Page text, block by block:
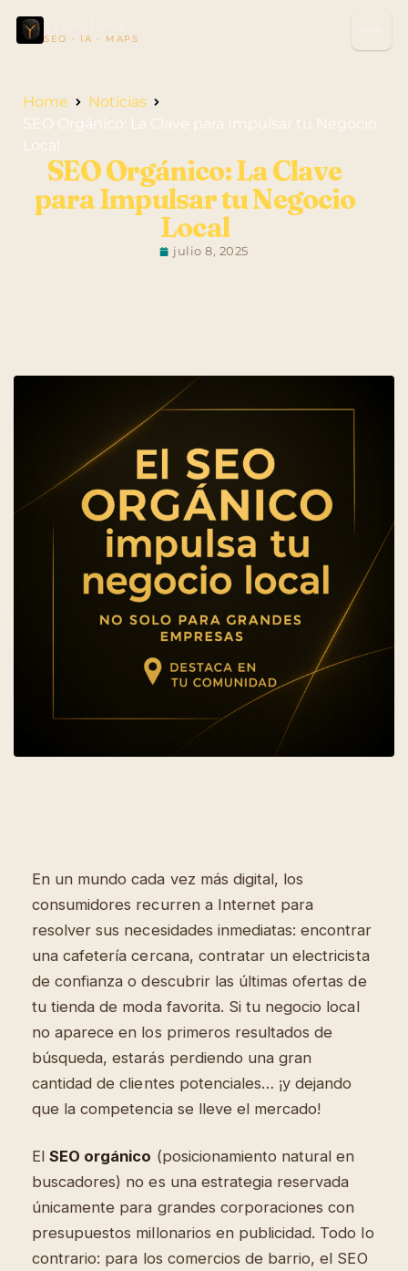
SEO · IA · MAPS
Home
Noticias
SEO Orgánico: La Clave para Impulsar tu Negocio
Local
SEO Orgánico: La Clave
para Impulsar tu Negocio
Local
julio 8, 2025
En un mundo cada vez más digital, los
consumidores recurren a Internet para
resolver sus necesidades inmediatas: encontrar
una cafetería cercana, contratar un electricista
de confianza o descubrir las últimas ofertas de
tu tienda de moda favorita. Si tu negocio local
no aparece en los primeros resultados de
búsqueda, estarás perdiendo una gran
cantidad de clientes potenciales… ¡y dejando
que la competencia se lleve el mercado!
ElSEO orgánico (posicionamiento natural en
buscadores) no es una estrategia reservada
únicamente para grandes corporaciones con
presupuestos millonarios en publicidad. Todo lo
contrario: para los comercios de barrio, el SEO